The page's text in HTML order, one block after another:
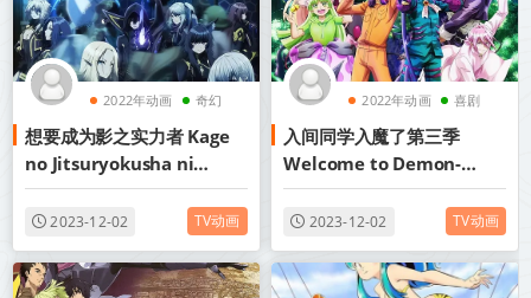
2022年动画 奇幻
冒险
想要成为影之实力者 Kage
no Jitsuryokusha ni
Naritakute 1-20合集 简日
双语 1080P MP4 2022十月
2023-12-02 TV动画
2022年动画 喜剧
校园
入间同学入魔了第三季
Welcome to Demon-
School, Iruma-kun 1-21合
集 1080 mp4 2022十月新
2023-12-02 TV动画